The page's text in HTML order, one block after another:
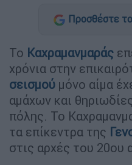
Προσθέστε
Το Καχραμανμαράς
χρόνια στην
σεισμού μόνο αίμα
αμάχων και
πόλης. Το
τα επίκεντρα της
στις αρχές του 20ου